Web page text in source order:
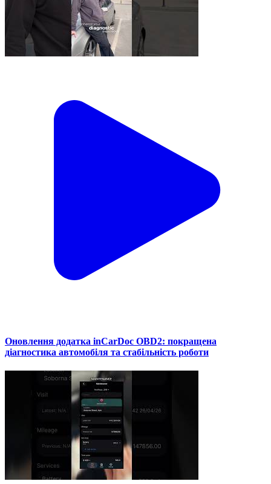
Оновлення додатка inCarDoc OBD2: покращена
діагностика автомобіля та стабільність роботи